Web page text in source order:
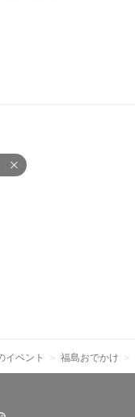
イベント 福島おでかけ